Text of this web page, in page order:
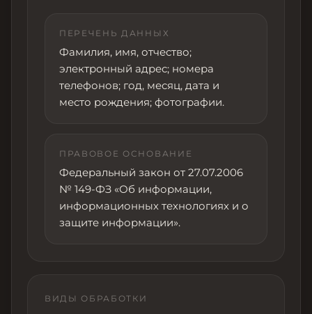
ПЕРЕЧЕНЬ ДАННЫХ
Фамилия, имя, отчество;
электронный адрес; номера
телефонов; год, месяц, дата и
место рождения; фотографии.
ПРАВОВОЕ ОСНОВАНИЕ
Федеральный закон от 27.07.2006
№ 149-ФЗ «Об информации,
информационных технологиях и о
защите информации».
ВИДЫ ОБРАБОТКИ